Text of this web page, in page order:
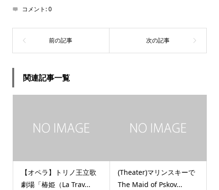
コメント:0
関連記事一覧
【オペラ】トリノ王立歌
劇場「椿姫（La Trav...
(Theater)マリンスキーで
The Maid of Pskov...